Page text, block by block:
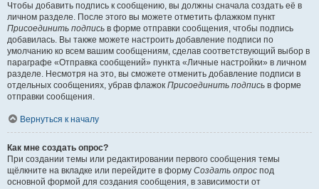
Чтобы добавить подпись к сообщению, вы должны сначала создать её в
личном разделе. После этого вы можете отметить флажком пункт
Присоединить подпись в форме отправки сообщения, чтобы подпись
добавилась. Вы также можете настроить добавление подписи по
умолчанию ко всем вашим сообщениям, сделав соответствующий выбор в
параграфе «Отправка сообщений» пункта «Личные настройки» в личном
разделе. Несмотря на это, вы сможете отменить добавление подписи в
отдельных сообщениях, убрав флажок Присоединить подпись в форме
отправки сообщения.
Вернуться к началу
Как мне создать опрос?
При создании темы или редактировании первого сообщения темы
щёлкните на вкладке или перейдите в форму Создать опрос под
основной формой для создания сообщения, в зависимости от